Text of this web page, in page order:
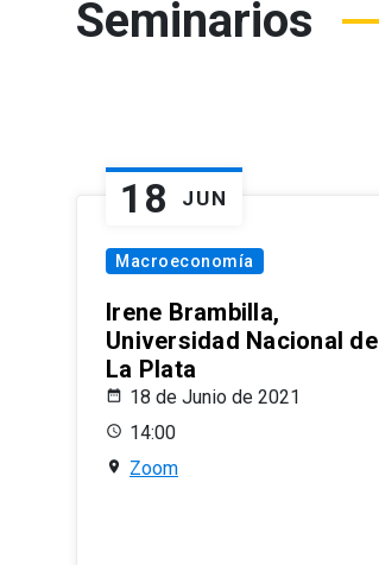
Seminarios
18 JUN
Macroeconomía
Irene Brambilla,
Universidad Nacional de
La Plata
18 de Junio de 2021
14:00
Zoom